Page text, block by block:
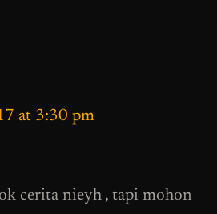
at 3:30 pm
cerita nieyh , tapi mohon